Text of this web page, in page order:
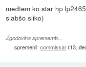
medtem ko star hp
slabšo sliko)
Zgodovina sprememb…
spremenil:commissar(13.